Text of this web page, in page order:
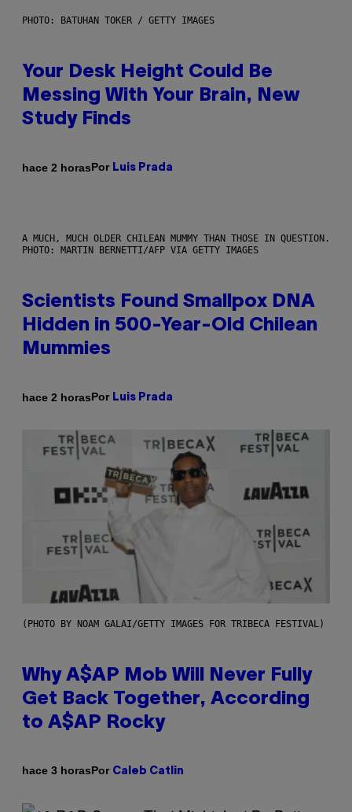
PHOTO: BATUHAN TOKER / GETTY IMAGES
Your Desk Height Could Be
Messing With Your Brain, New
Study Finds
hace 2 horasPor Luis Prada
A MUCH, MUCH OLDER CHILEAN MUMMY THAN THOSE IN QUESTION.
PHOTO: MARTIN BERNETTI/AFP VIA GETTY IMAGES
Scientists Found Smallpox DNA
Hidden in 500-Year-Old Chilean
Mummies
hace 2 horasPor Luis Prada
(PHOTO BY NOAM GALAI/GETTY IMAGES FOR TRIBECA FESTIVAL)
Why A$AP Mob Will Never Fully
Get Back Together, According
to A$AP Rocky
hace 3 horasPor Caleb Catlin